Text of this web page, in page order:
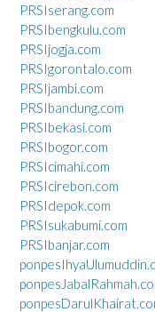
PRSIserang.com
PRSIbengkulu.com
PRSIjogja.com
PRSIgorontalo.com
PRSIjambi.com
PRSIbandung.com
PRSIbekasi.com
PRSIbogor.com
PRSIcimahi.com
PRSIcirebon.com
PRSIdepok.com
PRSIsukabumi.com
PRSIbanjar.com